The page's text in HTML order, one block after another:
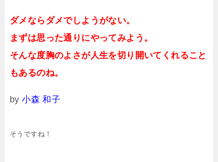
ダメならダメでしようがない。
まずは思った通りにやってみよう。
そんな度胸のよさが人生を切り開いてくれること
もあるのね。
by小森 和子
そうですね！